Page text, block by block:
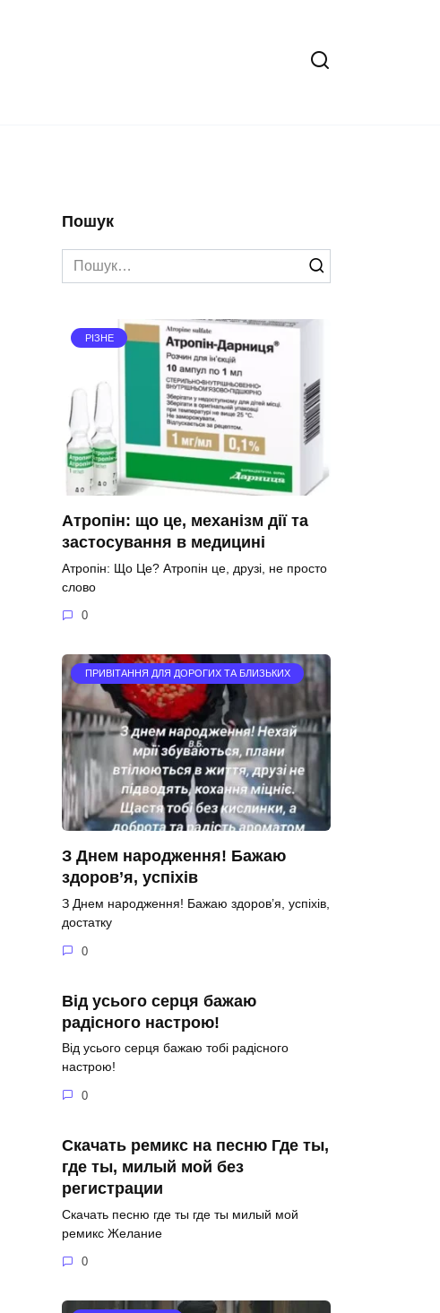
Пошук
Search
for:
РІЗНЕ
Атропін: що це, механізм дії та
застосування в медицині
Атропін: Що Це? Атропін це, друзі, не просто
слово
0
ПРИВІТАННЯ ДЛЯ ДОРОГИХ ТА БЛИЗЬКИХ
З Днем народження! Бажаю
здоров’я, успіхів
З Днем народження! Бажаю здоров’я, успіхів,
достатку
0
Від усього серця бажаю
радісного настрою!
Від усього серця бажаю тобі радісного
настрою!
0
Скачать ремикс на песню Где ты,
где ты, милый мой без
регистрации
Скачать песню где ты где ты милый мой
ремикс Желание
0